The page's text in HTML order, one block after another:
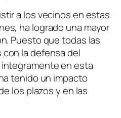
a los vecinos en estas
ha logrado una mayor
Puesto que todas las
la defensa del
en esta
tenido un impacto
los plazos y en las